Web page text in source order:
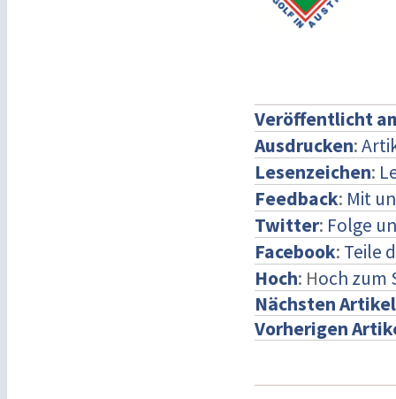
Veröffentlicht
Ausdrucken:
Lesenzeichen:
Feedback: Mit
Twitter: Folge
Facebook: Teile
Hoch: Hoch zum
Nächsten Artikel
Vorherigen